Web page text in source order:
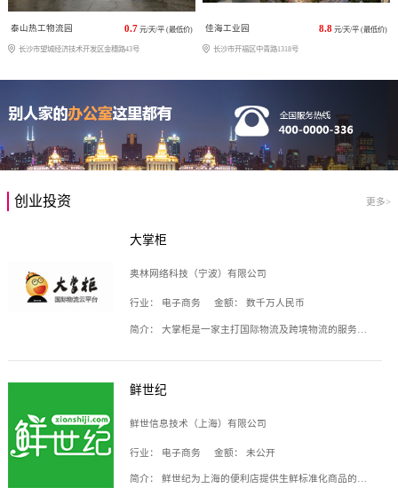
泰山热工物流园 0.7 元/天/平 (最低价)
长沙市望城经济技术开发区金穗路43号
佳海工业园 8.8 元/天/平 (最低价)
长沙市开福区中青路1318号
创业投资 更多>
大掌柜
奥林网络科技（宁波）有限公司
行业： 电子商务 金额： 数千万人民币
简介： 大掌柜是一家主打国际物流及跨境物流的服务云平台，致力于帮助全球国际物流企业在互联网上建立自己的平台，核心产品包括运价通、生意通、业务通、订舱通、招财通等，奥林网络科技（宁波）有限公司旗下产品。
鲜世纪
鲜世信息技术（上海）有限公司
行业： 电子商务 金额： 未公开
简介： 鲜世纪为上海的便利店提供生鲜标准化商品的供应链服务，帮商家解决生鲜采购、运营问题，帮助商家销售。平台提供的商品覆盖果蔬肉类、常温与低温奶制品、冷冻食品、零食饮料、粮油副食、居家洗护等多个品类，上架SKU3000余个。公司建立了近万平方米的仓储场地和物流配送体系，为合作商家提供快速配送服务。